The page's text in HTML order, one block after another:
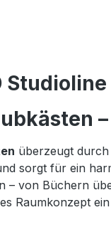
überzeugt
sorgt für ein
von Büchern
Raumkonzept